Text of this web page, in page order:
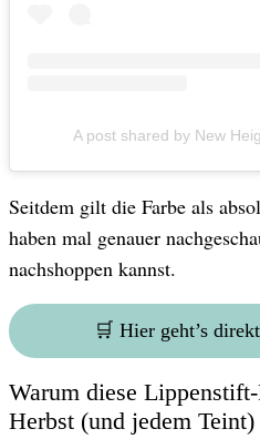
A post shared by New
Seitdem gilt die Farbe als
haben mal genauer
nachshoppen kannst.
🛒 Hier geht’s
Warum diese
Herbst (und jedem Teint)